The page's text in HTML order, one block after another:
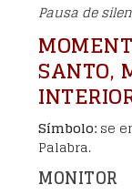
Pausa de
SANTO,
Símbolo: se
Palabra.
MONITOR